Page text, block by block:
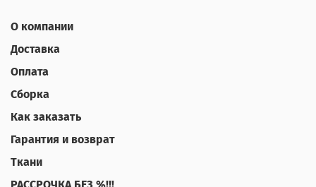
О компании
Доставка
Оплата
Сборка
Как заказать
Гарантия и возврат
Ткани
РАССРОЧКА БЕЗ %!!!